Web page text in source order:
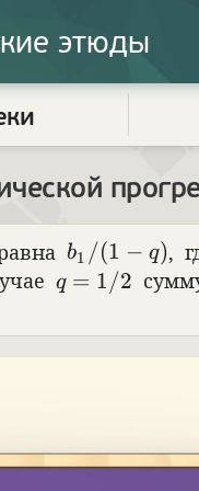
этюды
b_1/(1-q)
b1 /(1 − q),
q=1/2
q = 1/2